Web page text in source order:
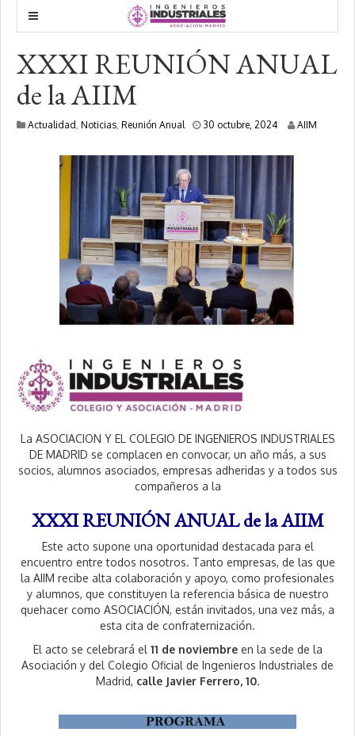
XXXI REUNIÓN ANUAL
de la AIIM
Actualidad , Noticias, Reunión Anual 30 octubre, 20246
b
r
e
,
2
0
4
AIIM
La ASOCIACION Y EL COLEGIO DE INGENIEROS INDUSTRIALES
DE MADRID se complacen en convocar, un año más, a sus
socios, alumnos asociados, empresas adheridas y a todos sus
compañeros a la
XXXI REUNIÓN ANUAL de la AIIM
Este acto supone una oportunidad destacada para el
encuentro entre todos nosotros. Tanto empresas, de las que
la AIIM recibe alta colaboración y apoyo, como profesionales
y alumnos, que constituyen la referencia básica de nuestro
quehacer como ASOCIACIÓN, están invitados, una vez más, a
esta cita de confraternización.
El acto se celebrará el 11 de noviembre en la sede de la
Asociación y del Colegio Oficial de Ingenieros Industriales de
Madrid, calle Javier Ferrero, 10.